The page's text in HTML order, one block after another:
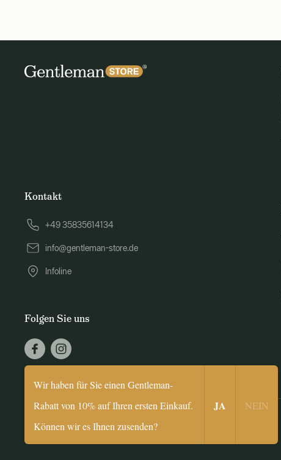
Kontakt
+49 35835614134
info@gentleman-store.de
Infoline
Folgen Sie uns
© 2026 Gentleman Store
Wir haben für Sie einen Gentleman-
Rabatt von 10% auf Ihren ersten Einkauf.
Können wir es Ihnen zusenden?
​JA NEIN​